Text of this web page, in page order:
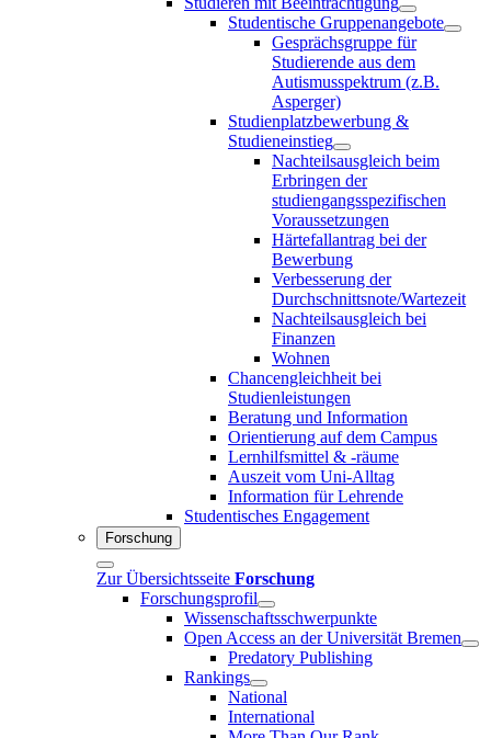
Studentische Gruppenangebote
Gesprächsgruppe für
Studierende aus dem
Autismusspektrum (z.B.
Asperger)
Studienplatzbewerbung &
Studieneinstieg
Nachteilsausgleich beim
Erbringen der
studiengangsspezifischen
Voraussetzungen
Härtefallantrag bei der
Bewerbung
Verbesserung der
Durchschnittsnote/Wartezeit
Nachteilsausgleich bei
Finanzen
Wohnen
Chancengleichheit bei
Studienleistungen
Beratung und Information
Orientierung auf dem Campus
Lernhilfsmittel & -räume
Auszeit vom Uni-Alltag
Information für Lehrende
Studentisches Engagement
Forschung
Zur Übersichtsseite Forschung
Forschungsprofil
Wissenschaftsschwerpunkte
Open Access an der Universität Bremen
Predatory Publishing
Rankings
National
International